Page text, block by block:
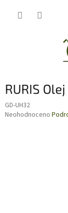
RURIS
GD-UH32
Průměrné
Neohodnoceno